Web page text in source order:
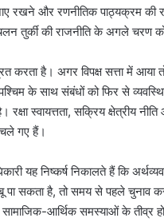
रखने और रणनीतिक पाठ्यक्रम
तुर्की की राजनीति के अगले चरण को
करता है। अगर विपक्ष सत्ता में
के साथ संबंधों को फिर से
स्वायत्तता, सक्रिय क्षेत्रीय
चले गए हैं।
यह निष्कर्ष निकालते हैं कि
पा सकता है, तो समय से पहले
आर्थिक समस्याओं के तीव्र